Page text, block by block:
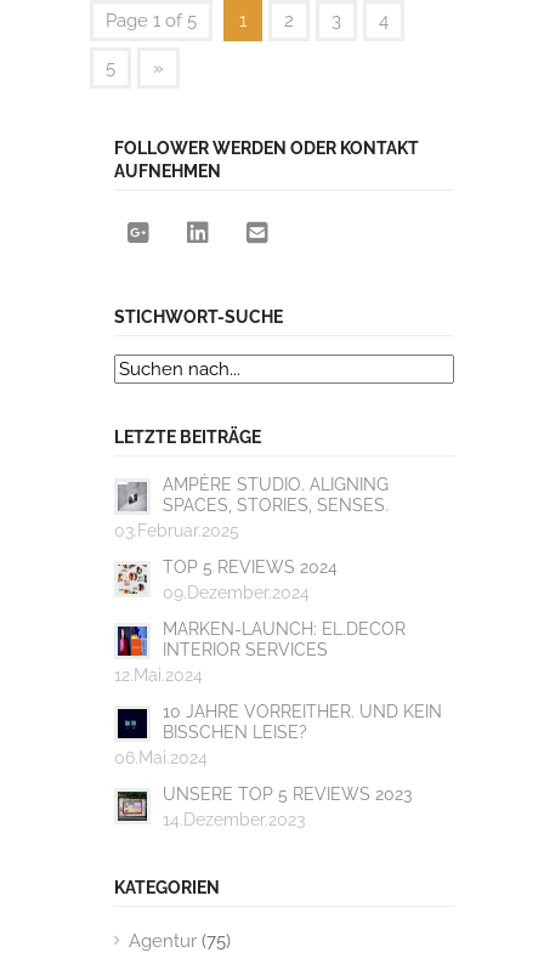
Page 1 of 5 1 2 3 4
5 »
FOLLOWER WERDEN ODER KONTAKT
AUFNEHMEN
STICHWORT-SUCHE
LETZTE BEITRÄGE
AMPÈRE STUDIO. ALIGNING
SPACES, STORIES, SENSES.
03.Februar.2025
TOP 5 REVIEWS 2024
09.Dezember.2024
MARKEN-LAUNCH: EL.DECOR
INTERIOR SERVICES
12.Mai.2024
10 JAHRE VORREITHER. UND KEIN
BISSCHEN LEISE?
06.Mai.2024
UNSERE TOP 5 REVIEWS 2023
14.Dezember.2023
KATEGORIEN
Agentur (75)